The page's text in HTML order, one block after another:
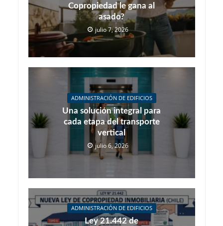
Copropiedad le gana al
asado?
julio 7, 2026
ADMINISTRACIÓN DE EDIFICIOS
Una solución integral para
cada etapa del transporte
vertical
julio 6, 2026
ADMINISTRACIÓN DE EDIFICIOS
Ley 21.442 de